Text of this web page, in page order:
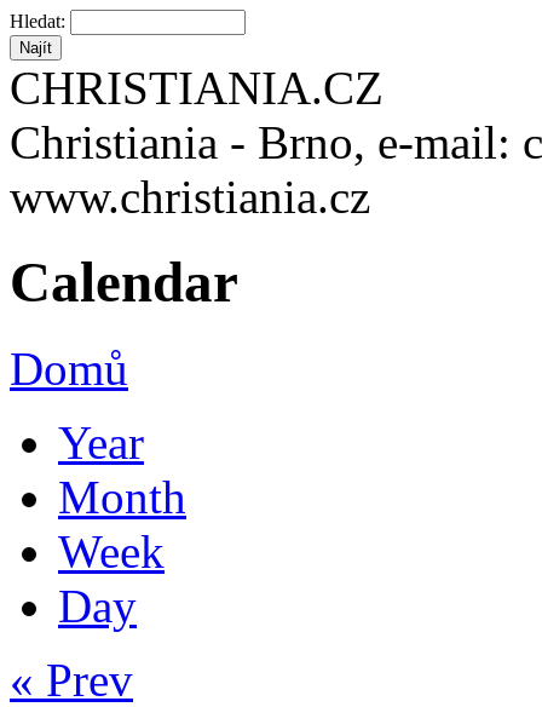
Hledat:
CHRISTIANIA.CZ
Christiania - Brno, e-mail:
www.christiania.cz
Calendar
Domů
Year
Month
Week
Day
« Prev